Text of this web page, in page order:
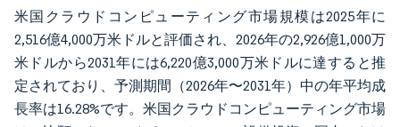
米国クラウドコンピューティング市場規模は2025年に
2,516億4,000万米ドルと評価され、2026年の2,926億1,000万
米ドルから2031年には6,220億3,000万米ドルに達すると推
定されており、予測期間（2026年〜2031年）中の年平均成
長率は16.28%です。米国クラウドコンピューティング市場